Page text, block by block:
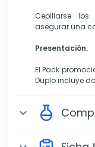
Cepillarse
asegurar una
Presentación.
El Pack
Duplo incluye
expand_more